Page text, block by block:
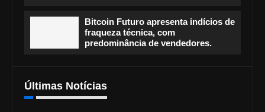
Bitcoin Futuro apresenta indícios de
fraqueza técnica, com
predominância de vendedores.
Últimas Notícias